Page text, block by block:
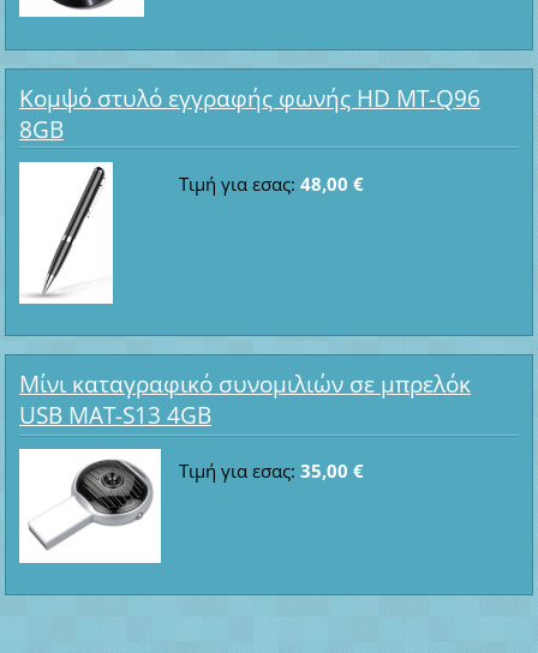
Κομψό στυλό εγγραφής φωνής HD MT-Q96
8GB
Τιμή για εσας: 48,00 €
Μίνι καταγραφικό συνομιλιών σε μπρελόκ
USB MAT-S13 4GB
Τιμή για εσας: 35,00 €